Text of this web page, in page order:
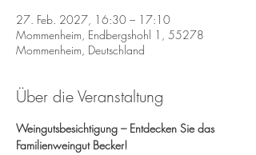
27. Feb. 2027, 16:30 – 17:10
Mommenheim, Endbergshohl 1, 55278
Mommenheim, Deutschland
Über die Veranstaltung
Weingutsbesichtigung – Entdecken Sie das
Familienweingut Becker!